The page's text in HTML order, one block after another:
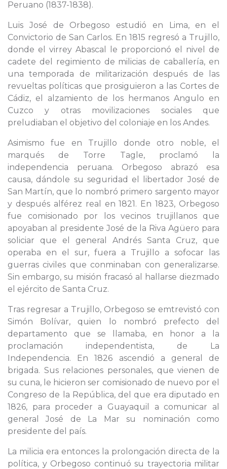
Peruano (1837-1838).
Luis José de Orbegoso estudió en Lima, en el
Convictorio de San Carlos. En 1815 regresó a Trujillo,
donde el virrey Abascal le proporcionó el nivel de
cadete del regimiento de milicias de caballería, en
una temporada de militarización después de las
revueltas políticas que prosiguieron a las Cortes de
Cádiz, el alzamiento de los hermanos Angulo en
Cuzco y otras movilizaciones sociales que
preludiaban el objetivo del coloniaje en los Andes.
Asimismo fue en Trujillo donde otro noble, el
marqués de Torre Tagle, proclamó la
independencia peruana. Orbegoso abrazó esa
causa, dándole su seguridad el libertador José de
San Martín, que lo nombró primero sargento mayor
y después alférez real en 1821. En 1823, Orbegoso
fue comisionado por los vecinos trujillanos que
apoyaban al presidente José de la Riva Agüero para
soliciar que el general Andrés Santa Cruz, que
operaba en el sur, fuera a Trujillo a sofocar las
guerras civiles que conminaban con generalizarse.
Sin embargo, su misión fracasó al hallarse diezmado
el ejército de Santa Cruz.
Tras regresar a Trujillo, Orbegoso se emtrevistó con
Simón Bolívar, quien lo nombró prefecto del
departamento que se llamaba, en honor a la
proclamación independentista, de La
Independencia. En 1826 ascendió a general de
brigada. Sus relaciones personales, que vienen de
su cuna, le hicieron ser comisionado de nuevo por el
Congreso de la República, del que era diputado en
1826, para proceder a Guayaquil a comunicar al
general José de La Mar su nominación como
presidente del país.
La milicia era entonces la prolongación directa de la
política, y Orbegoso continuó su trayectoria militar